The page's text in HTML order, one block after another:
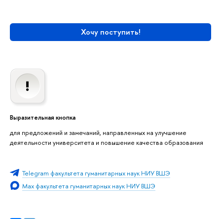
Хочу поступить!
Выразительная кнопка
для предложений и замечаний, направленных на улучшение
деятельности университета и повышение качества образования
Telegram факультета гуманитарных наук НИУ ВШЭ
Max факультета гуманитарных наук НИУ ВШЭ